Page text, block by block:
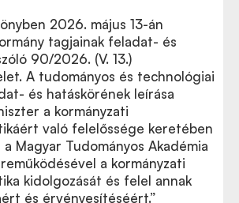
2026. május 13-án
tagjainak feladat- és
90/2026. (V. 13.)
A tudományos és technológiai
és hatáskörének leírása
a kormányzati
való felelőssége keretében
Magyar Tudományos Akadémia
a kormányzati
kidolgozását és felel annak
és érvényesítéséért.”